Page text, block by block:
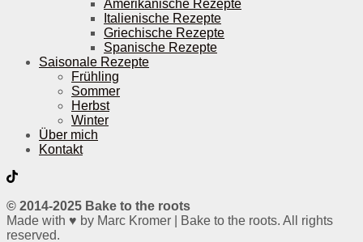
Amerikanische Rezepte
Italienische Rezepte
Griechische Rezepte
Spanische Rezepte
Saisonale Rezepte
Frühling
Sommer
Herbst
Winter
Über mich
Kontakt
© 2014-2025 Bake to the roots
Made with ♥ by Marc Kromer | Bake to the roots. All rights
reserved.